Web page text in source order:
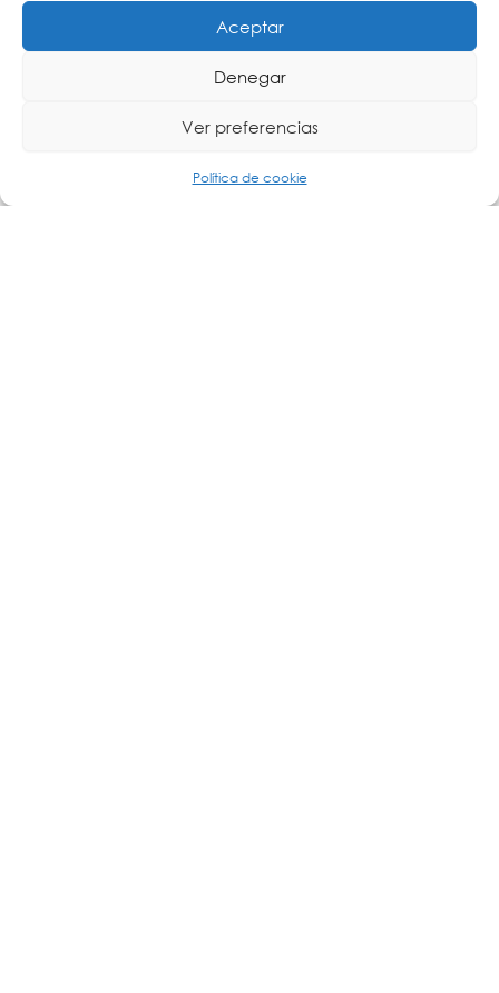
Aceptar
Denegar
Ver preferencias
Política de cookie